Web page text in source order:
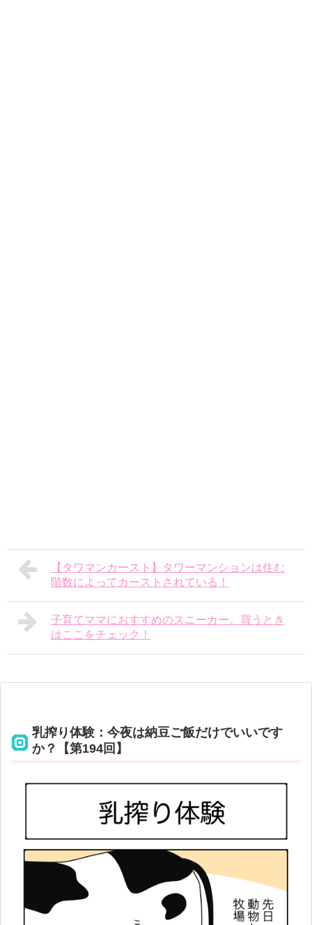
【タワマンカースト】タワーマンションは住む
階数によってカーストされている！
子育てママにおすすめのスニーカー。買うとき
はここをチェック！
乳搾り体験：今夜は納豆ご飯だけでいいです
か？【第194回】